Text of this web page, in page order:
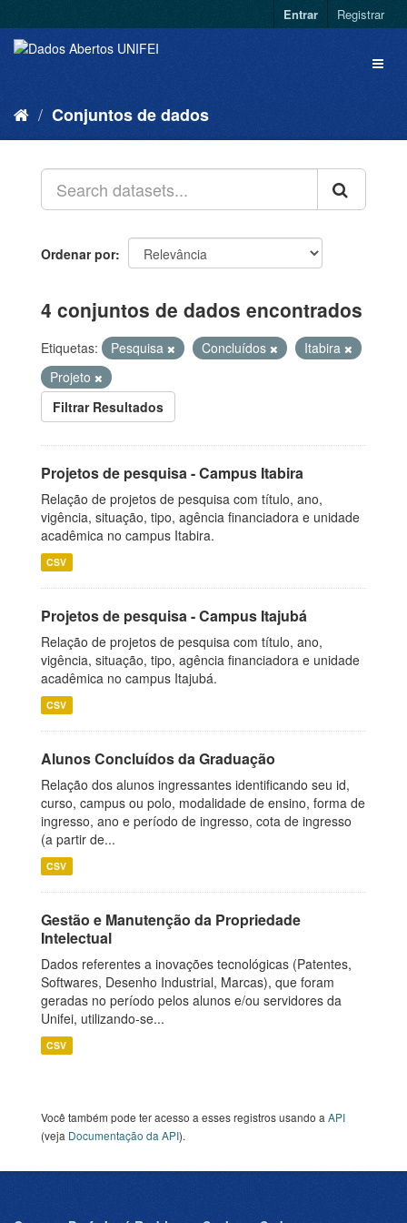
Entrar Registrar
Conjuntos de dados
Ordenar por
4 conjuntos de dados encontrados
Etiquetas: Pesquisa Concluídos
Itabira
Projeto
Filtrar Resultados
Projetos de pesquisa - Campus Itabira
Relação de projetos de pesquisa com título, ano,
vigência, situação, tipo, agência financiadora e unidade
acadêmica no campus Itabira.
CSV
Projetos de pesquisa - Campus Itajubá
Relação de projetos de pesquisa com título, ano,
vigência, situação, tipo, agência financiadora e unidade
acadêmica no campus Itajubá.
CSV
Alunos Concluídos da Graduação
Relação dos alunos ingressantes identificando seu id,
curso, campus ou polo, modalidade de ensino, forma de
ingresso, ano e período de ingresso, cota de ingresso
(a partir de...
CSV
Gestão e Manutenção da Propriedade
Intelectual
Dados referentes a inovações tecnológicas (Patentes,
Softwares, Desenho Industrial, Marcas), que foram
geradas no período pelos alunos e/ou servidores da
Unifei, utilizando-se...
CSV
Você também pode ter acesso a esses registros usando a API
(veja Documentação da API).